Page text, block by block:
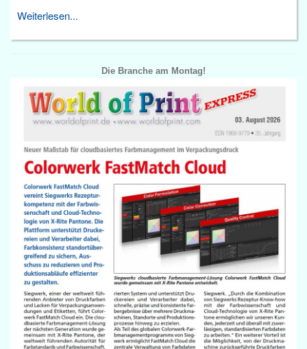
Weiterlesen...
Die Branche am Montag!